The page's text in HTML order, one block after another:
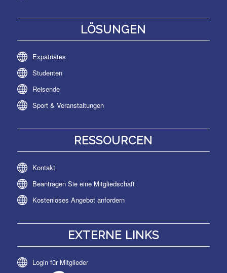
LÖSUNGEN
Expatriates
Studenten
Reisende
Sport & Veranstaltungen
RESSOURCEN
Kontakt
Beantragen Sie eine Mitgliedschaft
Kostenloses Angebot anfordern
EXTERNE LINKS
Login für Mitglieder